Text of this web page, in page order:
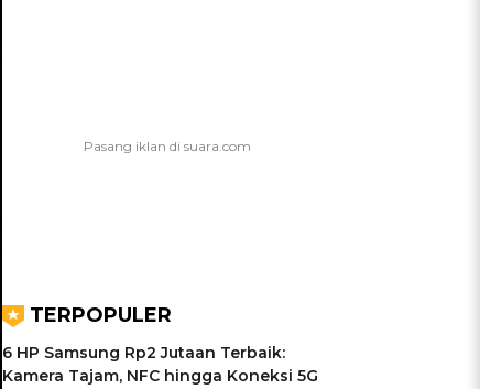
TERPOPULER
6 HP Samsung Rp2 Jutaan Terbaik:
Kamera Tajam, NFC hingga Koneksi 5G